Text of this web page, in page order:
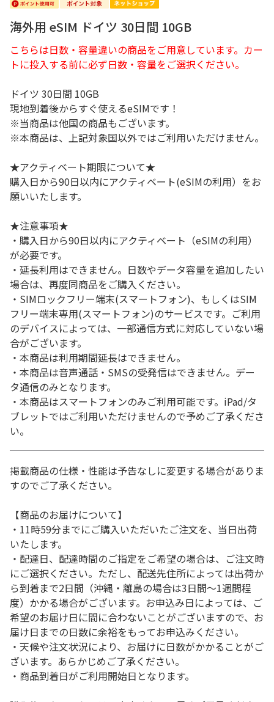
海外用 eSIM ドイツ 30日間 10GB
こちらは日数・容量違いの商品をご用意しています。カー
トに投入する前に必ず日数・容量をご選択ください。
ドイツ 30日間 10GB
現地到着後からすぐ使えるeSIMです！
※当商品は他国の商品もございます。
※本商品は、上記対象国以外ではご利用いただけません。
★アクティベート期限について★
購入日から90日以内にアクティベート(eSIMの利用）をお
願いいたします。
★注意事項★
・購入日から90日以内にアクティベート（eSIMの利用）
が必要です。
・延長利用はできません。日数やデータ容量を追加したい
場合は、再度同商品をご購入ください。
・SIMロックフリー端末(スマートフォン)、もしくはSIM
フリー端末専用(スマートフォン)のサービスです。ご利用
のデバイスによっては、一部通信方式に対応していない場
合がございます。
・本商品は利用期間延長はできません。
・本商品は音声通話・SMSの受発信はできません。デー
タ通信のみとなります。
・本商品はスマートフォンのみご利用可能です。iPad/タ
ブレットではご利用いただけませんので予めご了承くださ
い。
掲載商品の仕様・性能は予告なしに変更する場合がありま
すのでご了承ください。
【商品のお届けについて】
・11時59分までにご購入いただいたご注文を、当日出荷
いたします。
・配達日、配達時間のご指定をご希望の場合は、ご注文時
にご選択ください。ただし、配送先住所によっては出荷か
ら到着まで2日間（沖縄・離島の場合は3日間～1週間程
度）かかる場合がございます。お申込み日によっては、ご
希望のお届け日に間に合わないことがございますので、お
届け日までの日数に余裕をもってお申込みください。
・天候や注文状況により、お届けに日数がかかることがご
ざいます。あらかじめご了承ください。
・商品到着日がご利用開始日となります。